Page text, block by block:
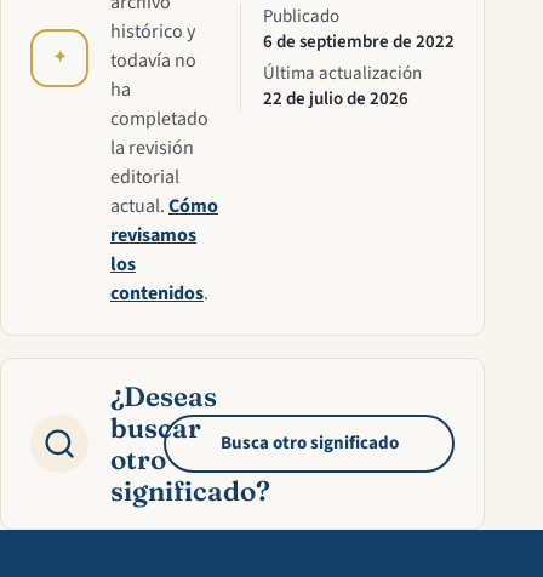
✦
histórico y
todavía no
ha
completado
la revisión
editorial
actual.Cómo
revisamos
los
contenidos.
Publicado
6 de septiembre de 2022
Última actualización
22 de julio de 2026
¿Deseas
buscar
otro
significado?
Busca otro significado